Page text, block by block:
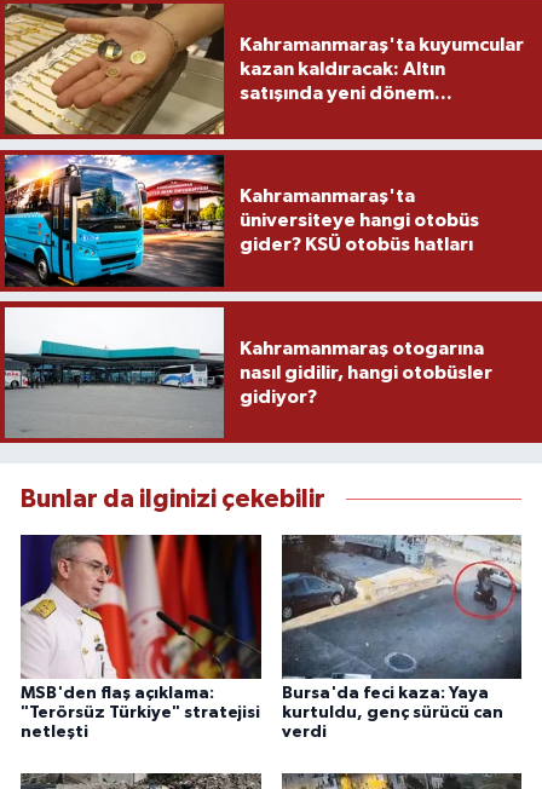
Kahramanmaraş'ta kuyumcular
kazan kaldıracak: Altın
satışında yeni dönem...
Kahramanmaraş'ta
üniversiteye hangi otobüs
gider? KSÜ otobüs hatları
Kahramanmaraş otogarına
nasıl gidilir, hangi otobüsler
gidiyor?
Bunlar da ilginizi çekebilir
MSB'den flaş açıklama:
"Terörsüz Türkiye" stratejisi
netleşti
Bursa'da feci kaza: Yaya
kurtuldu, genç sürücü can
verdi